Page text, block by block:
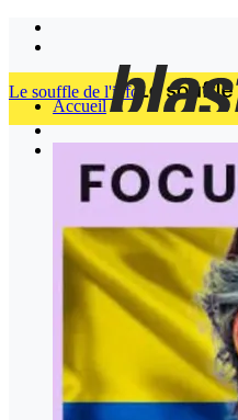
Accueil
Le souffle de l'info